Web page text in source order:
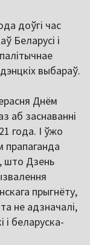
доўгі час
Беларусі і
выбараў.
Днём
аб заснаванні
года. І ўжо
прапаганда
што Дзень
прыгнёту,
не адзначалі,
і беларуска-